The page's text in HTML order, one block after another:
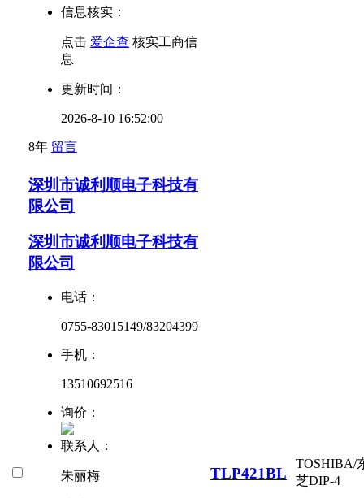
信息核实：
点击 爱企查 核实工商信
息
更新时间：
2026-8-10 16:52:00
8年 留言
深圳市诚利顺电子科技有
限公司
深圳市诚利顺电子科技有
限公司
电话：
0755-83015149/83204399
手机：
13510692516
询价：
联系人：
朱丽梅 TLP421BL
TOSHIBA/
芝DIP-4